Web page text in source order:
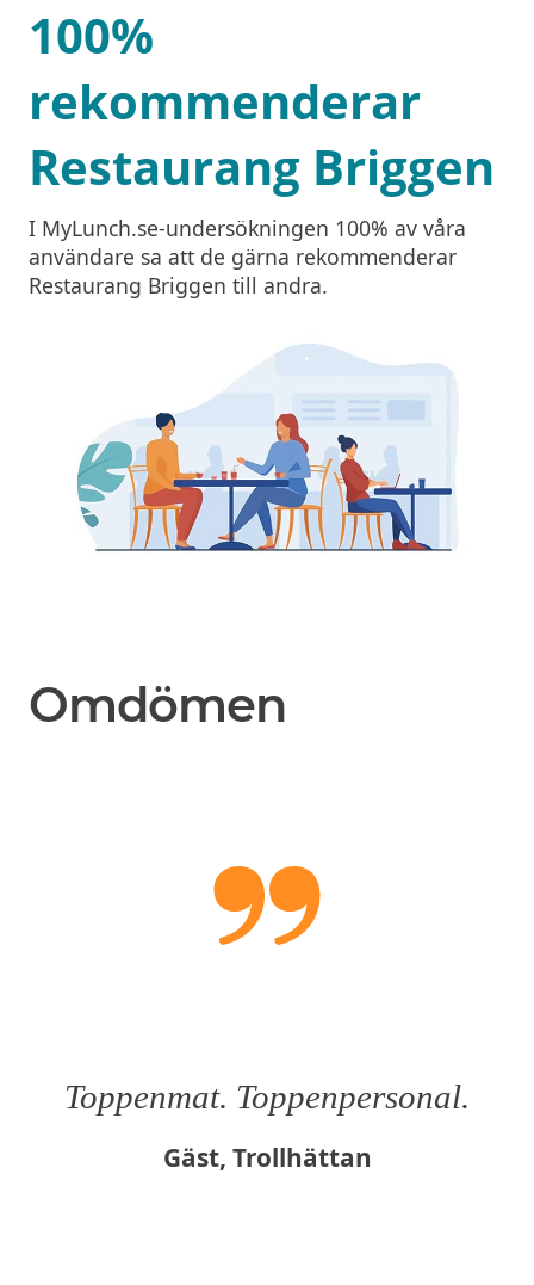
100%
rekommenderar
Restaurang Briggen
I MyLunch.se-undersökningen 100% av våra
användare sa att de gärna rekommenderar
Restaurang Briggen till andra.
Omdömen
Toppenmat. Toppenpersonal.
Gäst, Trollhättan